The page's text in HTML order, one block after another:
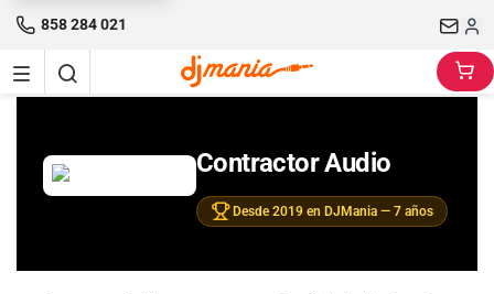
858 284 021
Contractor Audio
Desde 2019 en DJMania — 7 años